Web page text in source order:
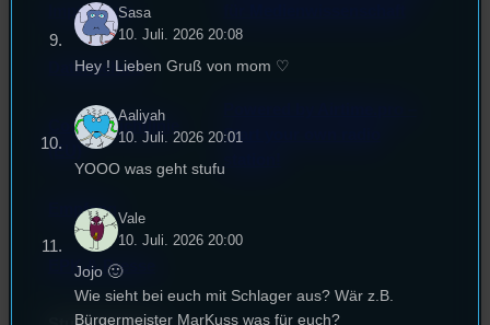
Impressum
Datenschutz
Cookie-Richtlinie
(EU)
Empfang
EPK & Presse
Start your own radio
Sasa
10. Juli. 2026 20:08
Hey ! Lieben Gruß von mom ♡
Aaliyah
10. Juli. 2026 20:01
YOOO was geht stufu
Vale
10. Juli. 2026 20:00
Jojo 🙂
Wie sieht bei euch mit Schlager aus? Wär z.B.
Bürgermeister MarKuss was für euch?